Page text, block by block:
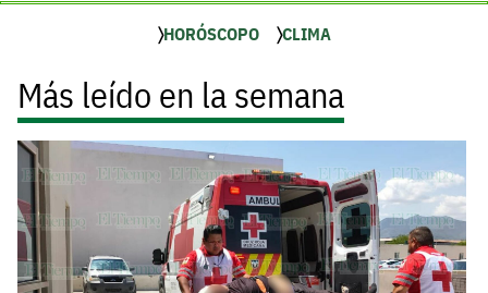
HORÓSCOPO CLIMA
Más leído en la semana